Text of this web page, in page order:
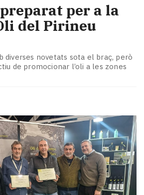
per a la
del Pirineu
diverses novetats sota el braç, però
de promocionar l’oli a les zones